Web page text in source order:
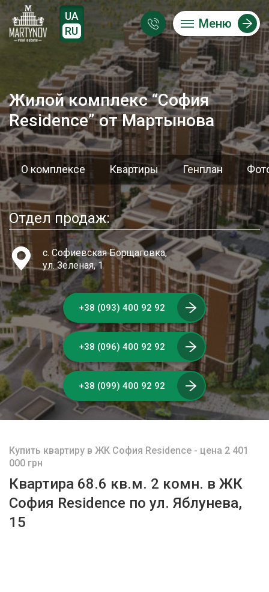
UA
RU
Меню
Жилой комплекс “София
Residence” от Мартынова
О комплексе Квартиры Генплан
Отдел продаж:
с. Софиевская Борщаговка,
ул. Зеленая, 1
+38 (093) 400 92 92
+38 (096) 400 92 92
+38 (099) 400 92 92
Купить квартиру в ЖК София Residence - цена 2 401
000 грн
Квартира 68.6 кв.м. 2 комн. в ЖК
София Residence по ул. Яблунева,
15